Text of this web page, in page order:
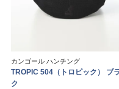
カンゴール ハンチング
TROPIC 504（トロピック） ブ
ク